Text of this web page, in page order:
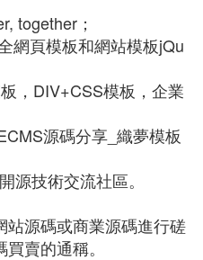
together；
網頁模板和網站模板jQu
，DIV+CSS模板，企業
源碼分享_織夢模板
源技術交流社區。
源碼或商業源碼進行磋
賣的通稱。